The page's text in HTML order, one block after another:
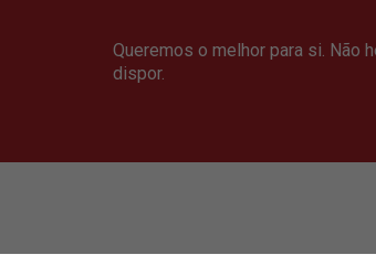
Queremos o melhor para si. Não
dispor.